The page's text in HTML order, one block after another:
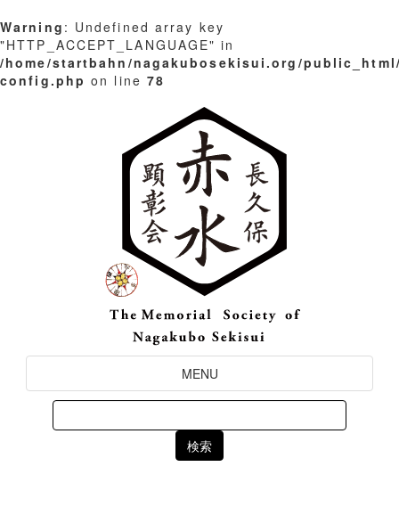
Warning : Undefined array key
"HTTP_ACCEPT_LANGUAGE" in
/home/startbahn/nagakubosekisui.org/
config.php on line 78
Toggle
Navigation
MENU
Search
for: